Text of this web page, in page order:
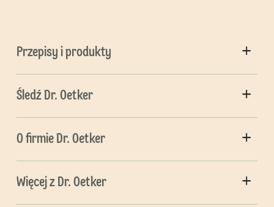
Przepisy i produkty
Śledź Dr. Oetker
O firmie Dr. Oetker
Więcej z Dr. Oetker